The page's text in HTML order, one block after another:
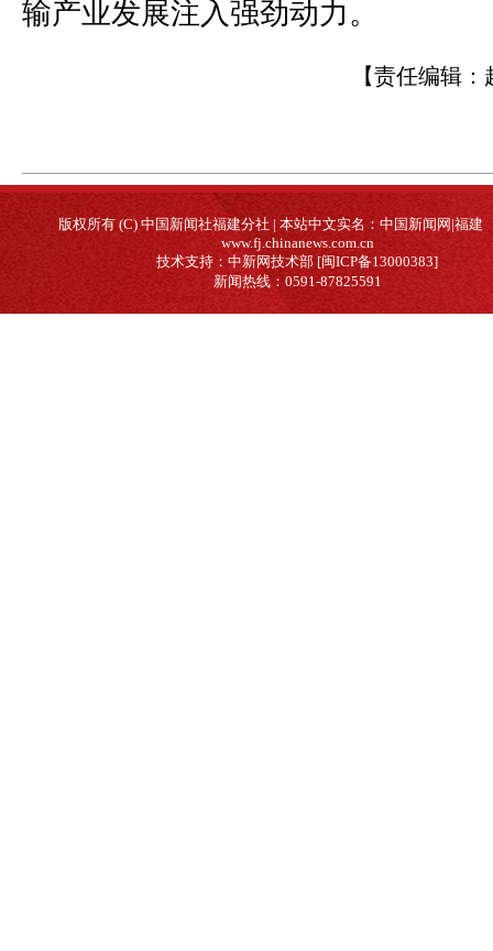
输产业发展注入强劲动力。
【责任编辑：
版权所有 (C) 中国新闻社福建分社 | 本站中文实名：中国新闻网|福建
www.fj.chinanews.com.cn
技术支持：中新网技术部 [闽ICP备13000383]
新闻热线：0591-87825591